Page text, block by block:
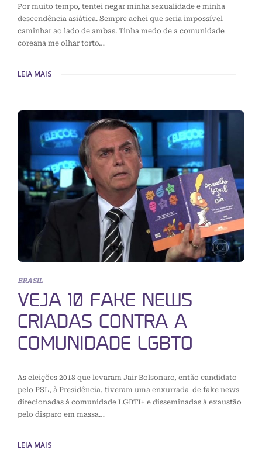
Por muito tempo, tentei negar minha sexualidade e minha
descendência asiática. Sempre achei que seria impossível
caminhar ao lado de ambas. Tinha medo de a comunidade
coreana me olhar torto…
LEIA MAIS
BRASIL
VEJA 10 FAKE NEWS
CRIADAS CONTRA A
COMUNIDADE LGBTQ
As eleições 2018 que levaram Jair Bolsonaro, então candidato
pelo PSL, à Presidência, tiveram uma enxurrada de fake news
direcionadas à comunidade LGBTI+ e disseminadas à exaustão
pelo disparo em massa…
LEIA MAIS